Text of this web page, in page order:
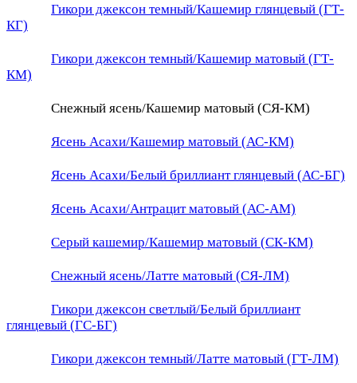
Гикори джексон темный/Кашемир глянцевый (ГТ-
КГ)
Гикори джексон темный/Кашемир матовый (ГТ-
КМ)
Снежный ясень/Кашемир матовый (СЯ-КМ)
Ясень Асахи/Кашемир матовый (АС-КМ)
Ясень Асахи/Белый бриллиант глянцевый (АС-БГ)
Ясень Асахи/Антрацит матовый (АС-АМ)
Серый кашемир/Кашемир матовый (СК-КМ)
Снежный ясень/Латте матовый (СЯ-ЛМ)
Гикори джексон светлый/Белый бриллиант
глянцевый (ГС-БГ)
Гикори джексон темный/Латте матовый (ГТ-ЛМ)